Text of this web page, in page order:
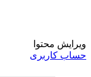
ویرایش محتوا
حساب کاربری